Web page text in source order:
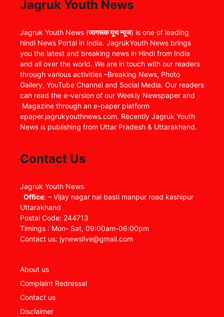
Jagruk Youth News
Jagruk Youth News (जागरूक यूथ न्यूज) is one of leading
hindi News Portal in India. JagrukYouth News brings
you the latest and breaking news in Hindi from India
and all over the world. We are in touch with our readers
through various activities –Breaking News, Photo
Gallery, YouTube Channel and Social Media. Our readers
can read the e-version of our Weekly Newspaper and
Magazine through an e-paper platform
epaper.jagrukyouthnews.com. Recently Jagruk Youth
News is publishing from Uttar Pradesh & Uttarakhand.
Contact Us
Jagruk Youth News
Office: – Vijay nagar nai basti manpur road kashipur
Uttarakhand
Postal Code: 244713
Timings : Mon- Sat, 09:00am-06:00pm
Contact us: jynewslive@gmail.com
About us
Complaint Redressal
Contact us
Disclaimer